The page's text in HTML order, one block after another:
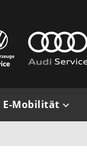
E-Mobilität